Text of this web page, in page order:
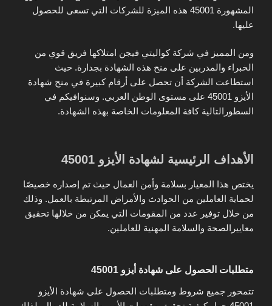
المشهورة 45001 هذه الميزة للشركات التي تسعى للحصول
عليها.
ومن المميز في شركة كواليتي فيجن امتلاكها فريق قوي من
الخبراء والمدربين على منح هذه الشهادة بجدارة. حيث
استطاعت الشركة أن تحصل على أرقام كبيرة في منح شهادة
الأيزو 45001 على مستوى الوطن العربي. وسنوافيكم في
السطورالتالية كافة المعلومات الخاصة بهذه الشهادة.
الأهداف الرئيسية لشهادة الأيزو 45001
يختص هذا المعيار بسلامة وأمن العمال حيث تم إصداره خصيصًا
لحماية العاملين من الحوادث والأمراض المرتبطة بالعمل. وذلك
من خلال توفير عدد من المقومات التي يمكن من خلالها تحقيق
معاييرالصحة والسلامة المهنية للعاملين.
متطلبات الحصول على شهادة أيزو 45001
تتمحور جميع شروط ومتطلبات الحصول على شهادة الأيزو